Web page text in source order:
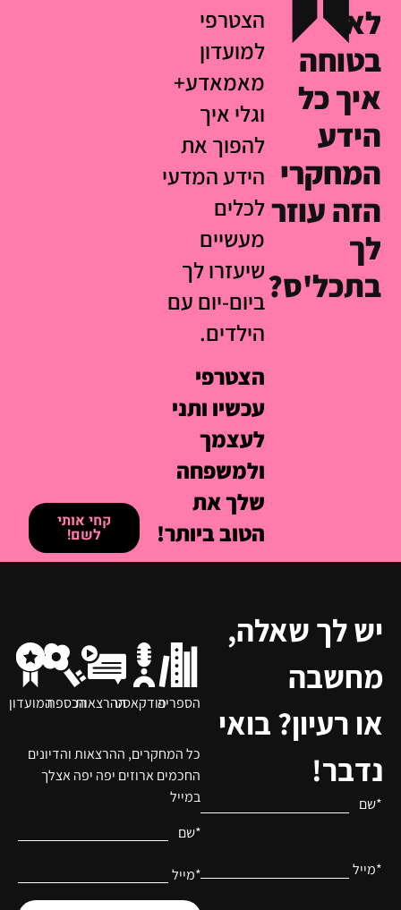
לא
בטוחה
איך כל
הידע
המחקרי
הזה עוזר
לך
בתכל'ס?
הצטרפי
למועדון
מאמאדע+
וגלי איך
להפוך את
הידע המדעי
לכלים
מעשיים
שיעזרו לך
ביום-יום עם
הילדים.
הצטרפי
עכשיו ותני
לעצמך
ולמשפחה
שלך את
הטוב ביותר!
קחי אותי
לשם!
יש לך שאלה,
מחשבה
או רעיון? בואי
נדבר!
*שם
*מייל
כל המחקרים, ההרצאות והדיונים
החכמים ארוזים יפה יפה אצלך
במייל
*שם
*מייל
הספריהפודקאסטההרצאותהכספתהמועדון